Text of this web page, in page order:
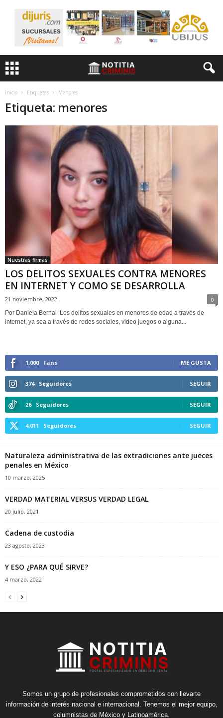
Inicio Etiquetas Menores
Etiqueta: menores
Nuestras firmas
LOS DELITOS SEXUALES CONTRA MENORES
EN INTERNET Y COMO SE DESARROLLA
21 noviembre, 2022 0
Por Daniela Bernal Los delitos sexuales en menores de edad a través de
internet, ya sea a través de redes sociales, video juegos o alguna...
1,000 Fans ME GUSTA
374 Seguidores SEGUIR
26 Seguidores SEGUIR
4,011 Seguidores SEGUIR
Naturaleza administrativa de las extradiciones ante jueces
penales en México
10 marzo, 2025
VERDAD MATERIAL VERSUS VERDAD LEGAL
20 julio, 2021
Cadena de custodia
23 agosto, 2023
Y ESO ¿PARA QUÉ SIRVE?
4 marzo, 2022
Somos un grupo de profesionales comprometidos con llevarte
información de interés nacional e internacional. Tenemos el mejor equipo,
columnistas de México y Latinoamérica.